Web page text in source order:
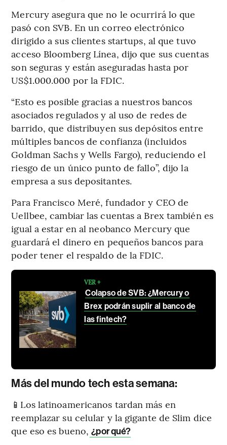
Mercury asegura que no le ocurrirá lo que
pasó con SVB. En un correo electrónico
dirigido a sus clientes startups, al que tuvo
acceso Bloomberg Línea, dijo que sus cuentas
son seguras y están aseguradas hasta por
US$1.000.000 por la FDIC.
“Esto es posible gracias a nuestros bancos
asociados regulados y al uso de redes de
barrido, que distribuyen sus depósitos entre
múltiples bancos de confianza (incluidos
Goldman Sachs y Wells Fargo), reduciendo el
riesgo de un único punto de fallo”, dijo la
empresa a sus depositantes.
Para Francisco Meré, fundador y CEO de
Uellbee, cambiar las cuentas a Brex también es
igual a estar en al neobanco Mercury que
guardará el dinero en pequeños bancos para
poder tener el respaldo de la FDIC.
VER +
Colapso de SVB: ¿Mercury o
Brex podrán suplir al banco de
las fintech?
Más del mundo tech esta semana:
📱Los latinoamericanos tardan más en
reemplazar su celular y la gigante de Slim dice
que eso es bueno, ¿por qué?